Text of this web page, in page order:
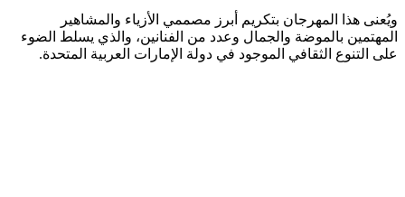
ويُعنى هذا المهرجان بتكريم أبرز مصممي الأزياء والمشاهير
المهتمين بالموضة والجمال وعدد من الفنانين، والذي يسلط الضوء
على التنوع الثقافي الموجود في دولة الإمارات العربية المتحدة.